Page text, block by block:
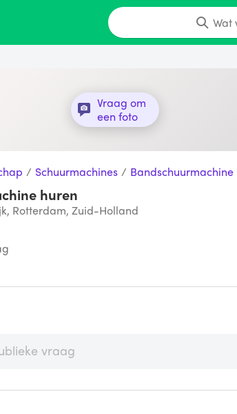
Wat
Vraag om
een foto
/ Schuurmachines / Bandschuurmachine
huren
Rotterdam, Zuid-Holland